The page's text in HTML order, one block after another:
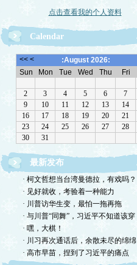
点击查看我的个人资料
Calendar
最新发布
· 柯文哲想当台湾曼德拉，有戏吗？
· 见好就收，考验着一种能力
· 川普访华生变，最怕一拖再拖
· 与川普“同舞”，习近平不知道该穿
· 嘿，大棋！
· 川习再次通话后，余散未尽的绵绵
· 高市早苗，捏到了习近平的痛点